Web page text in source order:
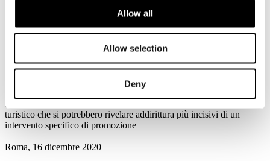
Allow all
Allow selection
Deny
alla sostenibilità ambientale che è un fattore determinante per la
competitività e l’economia del Paese.
suolo, salvaguardare le risorse ambientali perché il loro
deterioramento compromette la capacità attrattiva delle località
stesse.
Per questo una virtuosa azione di politica urbana o ambientale
sarebbe fondamentale per produrre effetti positivi sul sistema
turistico che si potrebbero rivelare addirittura più incisivi di un
intervento specifico di promozione
Roma, 16 dicembre 2020